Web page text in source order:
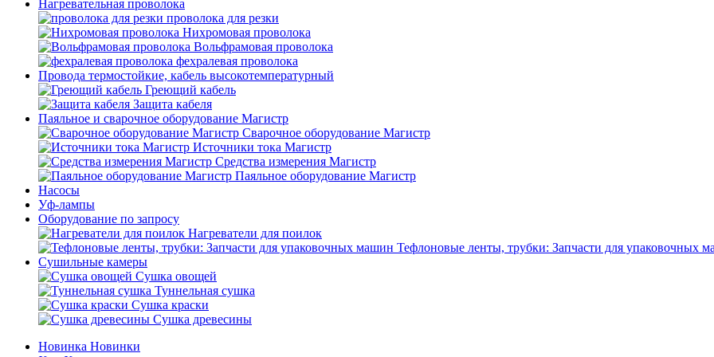
Нагревательная проволока
проволока для резки
Нихромовая проволока
Вольфрамовая проволока
фехралевая проволока
Провода термостойкие, кабель высокотемпературный
Греющий кабель
Защита кабеля
Паяльное и сварочное оборудование Магистр
Сварочное оборудование Магистр
Источники тока Магистр
Средства измерения Магистр
Паяльное оборудование Магистр
Насосы
Уф-лампы
Оборудование по запросу
Нагреватели для поилок
Тефлоновые ленты, трубки: Запчасти для упаковочных
Сушильные камеры
Сушка овощей
Туннельная сушка
Сушка краски
Сушка древесины
Новинка Новинки